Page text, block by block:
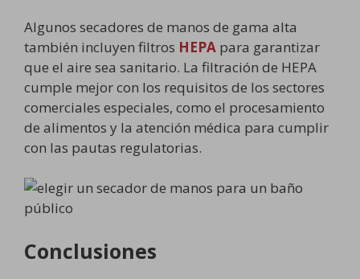
Algunos secadores de manos de gama alta
también incluyen filtros HEPA para garantizar
que el aire sea sanitario. La filtración de HEPA
cumple mejor con los requisitos de los sectores
comerciales especiales, como el procesamiento
de alimentos y la atención médica para cumplir
con las pautas regulatorias.
Conclusiones